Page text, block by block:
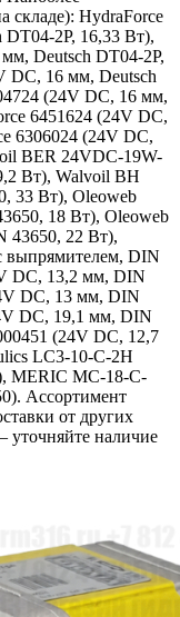
складе): HydraForce
2P, 16,33 Вт),
Deutsch DT04-2P,
DC, 16 мм, Deutsch
(24V DC, 16 мм,
6451624 (24V DC,
6306024 (24V DC,
BER 24VDC-19W-
Вт), Walvoil BH
33 Вт), Oleoweb
18 Вт), Oleoweb
43650, 22 Вт),
выпрямителем, DIN
DC, 13,2 мм, DIN
DC, 13 мм, DIN
DC, 19,1 мм, DIN
(24V DC, 12,7
LC3-10-C-2H
MERIC MC-18-C-
Ассортимент
от других
уточняйте наличие